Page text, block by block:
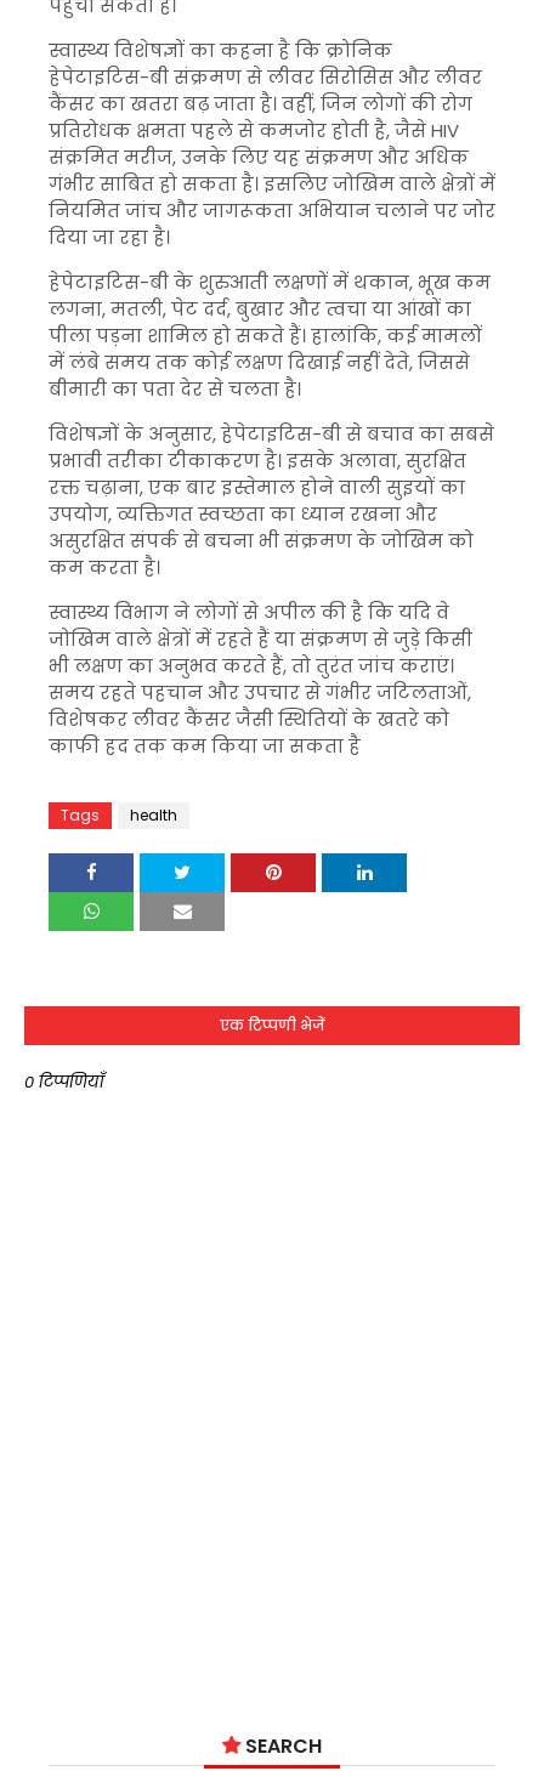
पहुंचा सकती है।
स्वास्थ्य विशेषज्ञों का कहना है कि क्रोनिक
हेपेटाइटिस-बी संक्रमण से लीवर सिरोसिस और लीवर
कैंसर का खतरा बढ़ जाता है। वहीं, जिन लोगों की रोग
प्रतिरोधक क्षमता पहले से कमजोर होती है, जैसे HIV
संक्रमित मरीज, उनके लिए यह संक्रमण और अधिक
गंभीर साबित हो सकता है। इसलिए जोखिम वाले क्षेत्रों में
नियमित जांच और जागरूकता अभियान चलाने पर जोर
दिया जा रहा है।
हेपेटाइटिस-बी के शुरुआती लक्षणों में थकान, भूख कम
लगना, मतली, पेट दर्द, बुखार और त्वचा या आंखों का
पीला पड़ना शामिल हो सकते हैं। हालांकि, कई मामलों
में लंबे समय तक कोई लक्षण दिखाई नहीं देते, जिससे
बीमारी का पता देर से चलता है।
विशेषज्ञों के अनुसार, हेपेटाइटिस-बी से बचाव का सबसे
प्रभावी तरीका टीकाकरण है। इसके अलावा, सुरक्षित
रक्त चढ़ाना, एक बार इस्तेमाल होने वाली सुइयों का
उपयोग, व्यक्तिगत स्वच्छता का ध्यान रखना और
असुरक्षित संपर्क से बचना भी संक्रमण के जोखिम को
कम करता है।
स्वास्थ्य विभाग ने लोगों से अपील की है कि यदि वे
जोखिम वाले क्षेत्रों में रहते हैं या संक्रमण से जुड़े किसी
भी लक्षण का अनुभव करते हैं, तो तुरंत जांच कराएं।
समय रहते पहचान और उपचार से गंभीर जटिलताओं,
विशेषकर लीवर कैंसर जैसी स्थितियों के खतरे को
काफी हद तक कम किया जा सकता है
Tags health
एक टिप्पणी भेजें
0 टिप्पणियाँ
SEARCH